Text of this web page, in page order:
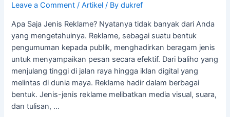
Leave a Comment /Artikel / Bydukref
Apa Saja Jenis Reklame? Nyatanya tidak banyak dari Anda
yang mengetahuinya. Reklame, sebagai suatu bentuk
pengumuman kepada publik, menghadirkan beragam jenis
untuk menyampaikan pesan secara efektif. Dari baliho yang
menjulang tinggi di jalan raya hingga iklan digital yang
melintas di dunia maya. Reklame hadir dalam berbagai
bentuk. Jenis-jenis reklame melibatkan media visual, suara,
dan tulisan, …